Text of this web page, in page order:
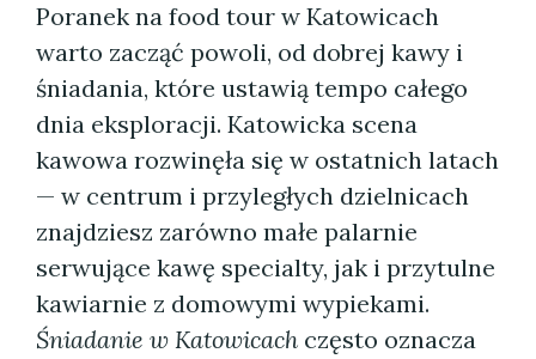
Poranek na food tour w Katowicach
warto zacząć powoli, od dobrej kawy i
śniadania, które ustawią tempo całego
dnia eksploracji. Katowicka scena
kawowa rozwinęła się w ostatnich latach
— w centrum i przyległych dzielnicach
znajdziesz zarówno małe palarnie
serwujące kawę specialty, jak i przytulne
kawiarnie z domowymi wypiekami.
Śniadanie w Katowicach często oznacza